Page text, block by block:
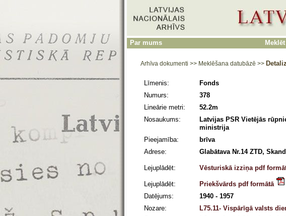
Par mums
Arhīva dokumenti >> Meklēšana datubāzē >>
Līmenis:
Fonds
Numurs:
378
Lineārie metri:
52.2m
Nosaukums:
Latvijas PSR Vietējās
ministrija
Pieejamība:
brīva
Adrese:
Glabātava Nr.14 ZTD,
Lejuplādēt: Vēsturiskā izziņa pdf
Lejuplādēt:
Priekšvārds pdf formātā
Datējums:
1940 - 1957
Nozare:
L75.11- Vispārīgā valsts